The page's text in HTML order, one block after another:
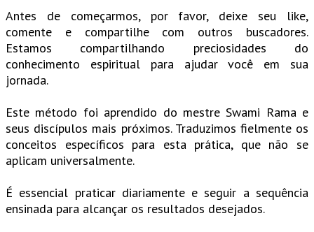
Antes de começarmos, por favor, deixe seu like,
comente e compartilhe com outros buscadores.
Estamos compartilhando preciosidades do
conhecimento espiritual para ajudar você em sua
jornada.
Este método foi aprendido do mestre Swami Rama e
seus discípulos mais próximos. Traduzimos fielmente os
conceitos específicos para esta prática, que não se
aplicam universalmente.
É essencial praticar diariamente e seguir a sequência
ensinada para alcançar os resultados desejados.